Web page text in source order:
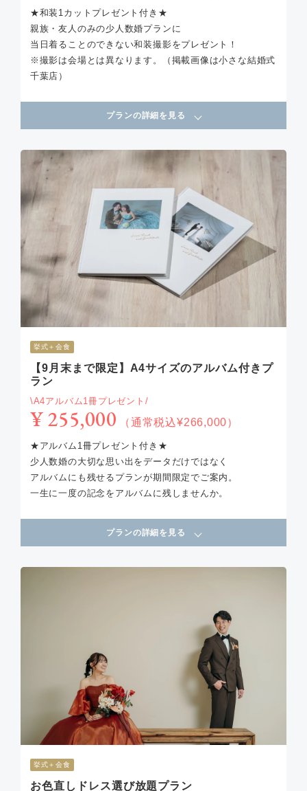
★和装1カットプレゼント付き★
親族・友人のみの少人数婚プランに
当日着ることのできない和装撮影をプレゼント！
※撮影は会場とは異なります。（掲載画像は小さな結婚式
千葉店）
プランの詳細を見る
挙式＋会食
【9月末まで限定】A4サイズのアルバム付きプ
ラン
\A4アルバム1冊プレゼント/
¥ 255,000 （通常税込¥266,000）
★アルバム1冊プレゼント付き★
少人数婚の大切な思い出をデータだけではなく
アルバムにも残せるプランが期間限定でご案内。
一生に一度の記念をアルバムに残しませんか。
プランの詳細を見る
挙式＋会食
お色直しドレス選び放題プラン